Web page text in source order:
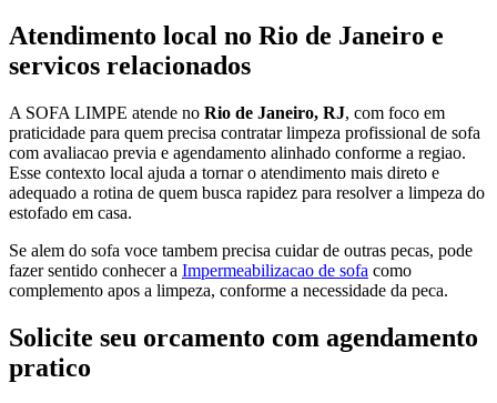
Atendimento local no Rio de Janeiro e
servicos relacionados
A SOFA LIMPE atende no Rio de Janeiro, RJ, com foco em
praticidade para quem precisa contratar limpeza profissional de sofa
com avaliacao previa e agendamento alinhado conforme a regiao.
Esse contexto local ajuda a tornar o atendimento mais direto e
adequado a rotina de quem busca rapidez para resolver a limpeza do
estofado em casa.
Se alem do sofa voce tambem precisa cuidar de outras pecas, pode
fazer sentido conhecer a Impermeabilizacao de sofa como
complemento apos a limpeza, conforme a necessidade da peca.
Solicite seu orcamento com agendamento
pratico